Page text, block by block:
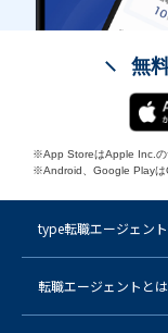
無
※App StoreはApple Inc.の
※Android、Google Playは
type転職エージェン
転職エージェントとは